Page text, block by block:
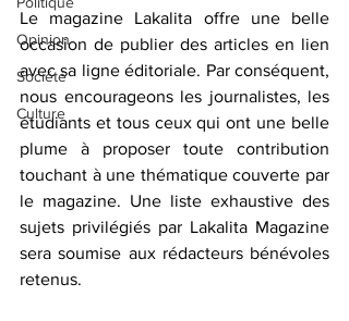
Opinion
Société
Culture
Le magazine Lakalita offre une belle
occasion de publier des articles en lien
avec sa ligne éditoriale. Par conséquent,
nous encourageons les journalistes, les
étudiants et tous ceux qui ont une belle
plume à proposer toute contribution
touchant à une thématique couverte par
le magazine. Une liste exhaustive des
sujets privilégiés par Lakalita Magazine
sera soumise aux rédacteurs bénévoles
retenus.